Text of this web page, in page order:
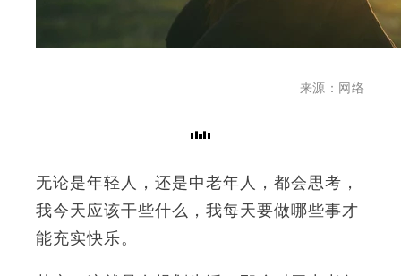
来源：网络
无论是年轻人，还是中老年人，都会思考，
我今天应该干些什么，我每天要做哪些事才
能充实快乐。